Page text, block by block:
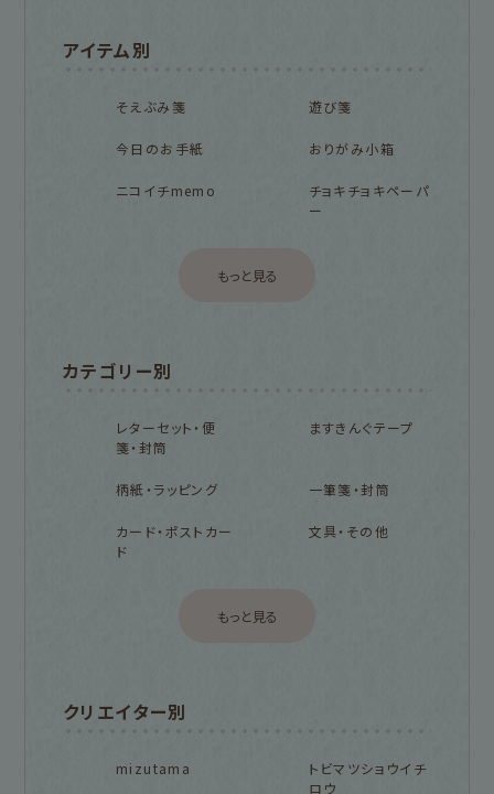
アイテム別
そえぶみ箋 遊び箋
今日のお手紙 おりがみ小箱
ニコイチmemo
チョキチョキペーパ
ー
もっと見る
カテゴリー別
レターセット・便
箋・封筒
ますきんぐテープ
柄紙・ラッピング 一筆箋・封筒
カード・ポストカー
ド
文具・その他
もっと見る
クリエイター別
mizutama
トビマツショウイチ
ロウ